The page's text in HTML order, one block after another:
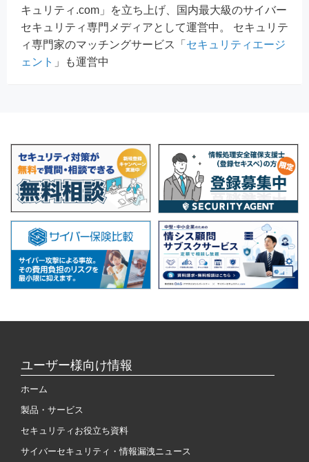
キュリティ.com」を立ち上げ、国内最大級のサイバー
セキュリティ専門メディアとして運営中。 セキュリテ
ィ専門家のマッチングサービス「 セキュリティエージ
ェント 」も運営中
ユーザー様向け情報
ホーム
製品・サービス
セキュリティお役立ち資料
サイバーセキュリティ・情報漏洩ニュース